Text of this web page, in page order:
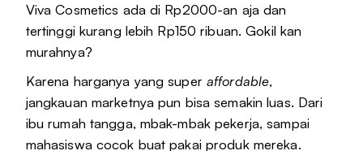
Viva Cosmetics ada di Rp2000-an aja dan
tertinggi kurang lebih Rp150 ribuan. Gokil kan
murahnya?
Karena harganya yang super affordable,
jangkauan marketnya pun bisa semakin luas. Dari
ibu rumah tangga, mbak-mbak pekerja, sampai
mahasiswa cocok buat pakai produk mereka.